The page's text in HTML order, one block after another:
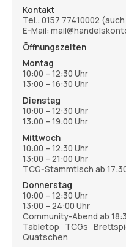
Kontakt
Tel.: 0157 77410002
E-Mail:
Öffnungszeiten
Montag
10:00 – 12:30 Uhr
13:00 – 16:30 Uhr
Dienstag
10:00 – 12:30 Uhr
13:00 – 19:00 Uhr
Mittwoch
10:00 – 12:30 Uhr
13:00 – 21:00 Uhr
TCG-Stammtisch ab
Donnerstag
10:00 – 12:30 Uhr
13:00 – 24:00 Uhr
Community-Abend ab
Tabletop · TCGs ·
Quatschen